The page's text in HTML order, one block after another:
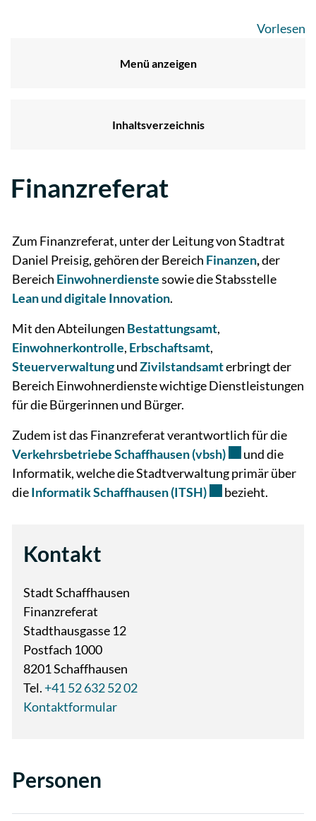
Vorlesen
Menü anzeigen
Inhaltsverzeichnis
Finanzreferat
Zum Finanzreferat, unter der Leitung von Stadtrat
Daniel Preisig, gehören der Bereich Finanzen,der
Bereich Einwohnerdienstesowie die Stabsstelle
Lean und digitale Innovation.
Mit den Abteilungen Bestattungsamt,
Einwohnerkontrolle, Erbschaftsamt,
SteuerverwaltungundZivilstandsamterbringt der
Bereich Einwohnerdienste wichtige Dienstleistungen
für die Bürgerinnen und Bürger.
Zudem ist das Finanzreferat verantwortlich für die
Verkehrsbetriebe Schaffhausen (vbsh)Externer Link
und die
Informatik, welche die Stadtverwaltung primär über
dieInformatik Schaffhausen (ITSH)Externer Link wird
bezieht.
Kontakt
Stadt Schaffhausen
Finanzreferat
Stadthausgasse 12
Postfach 1000
8201 Schaffhausen
Tel. +41 52 632 52 02
Kontaktformular
Personen
Zugehörige Objekte